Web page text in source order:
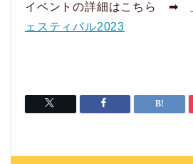
イベントの詳細はこちら ➡
ェスティバル2023